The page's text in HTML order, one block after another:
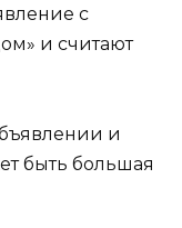
с
и считают
и
быть большая